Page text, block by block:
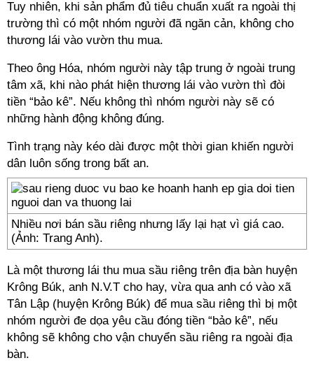
Tuy nhiên, khi sản phẩm đủ tiêu chuẩn xuất ra ngoài thị
trường thì có một nhóm người đã ngăn cản, không cho
thương lái vào vườn thu mua.
Theo ông Hóa, nhóm người này tập trung ở ngoài trung
tâm xã, khi nào phát hiện thương lái vào vườn thì đòi
tiền “bảo kê”. Nếu không thì nhóm người này sẽ có
những hành động không đúng.
Tình trạng này kéo dài được một thời gian khiến người
dân luôn sống trong bất an.
Nhiều nơi bán sầu riêng nhưng lấy lại hạt vì giá cao.
(Ảnh: Trang Anh).
Là một thương lái thu mua sầu riêng trên địa bàn huyện
Krông Búk, anh N.V.T cho hay, vừa qua anh có vào xã
Tân Lập (huyện Krông Búk) để mua sầu riêng thì bị một
nhóm người đe dọa yêu cầu đóng tiền “bảo kê”, nếu
không sẽ không cho vận chuyển sầu riêng ra ngoài địa
bàn.